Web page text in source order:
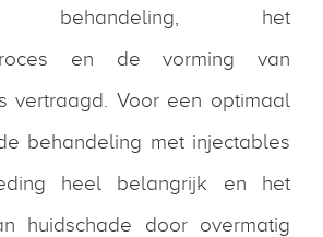
behandeling, het
en de vorming van
vertraagd. Voor een optimaal
behandeling met injectables
heel belangrijk en het
huidschade door overmatig